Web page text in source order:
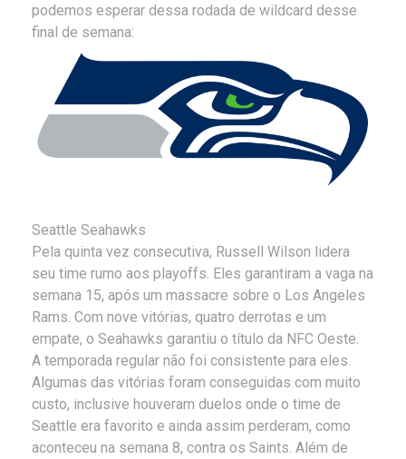
podemos esperar dessa rodada de wildcard desse
final de semana:
Seattle Seahawks
Pela quinta vez consecutiva, Russell Wilson lidera
seu time rumo aos playoffs. Eles garantiram a vaga na
semana 15, após um massacre sobre o Los Angeles
Rams. Com nove vitórias, quatro derrotas e um
empate, o Seahawks garantiu o título da NFC Oeste.
A temporada regular não foi consistente para eles.
Algumas das vitórias foram conseguidas com muito
custo, inclusive houveram duelos onde o time de
Seattle era favorito e ainda assim perderam, como
aconteceu na semana 8, contra os Saints. Além de